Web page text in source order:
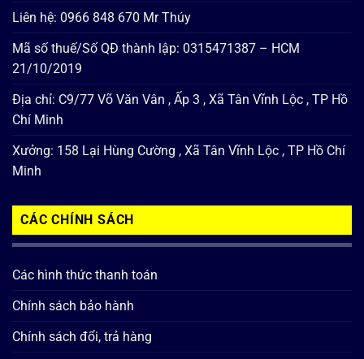
Liên hệ: 0966 848 670 Mr Thúy
Mã số thuế/Số QĐ thành lập: 0315471387 – HCM
21/10/2019
Địa chỉ: C9/77 Võ Văn Vân , Ấp 3 , Xã Tân Vĩnh Lộc , TP Hồ
Chí Minh
Xưởng: 158 Lại Hùng Cường , Xã Tân Vĩnh Lộc , TP Hồ Chí
Minh
CÁC CHÍNH SÁCH
Các hình thức thanh toán
Chính sách bảo hành
Chính sách đổi, trả hàng